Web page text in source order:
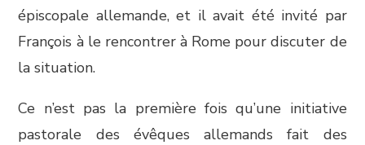
épiscopale allemande, et il avait été invité par
François à le rencontrer à Rome pour discuter de
la situation.
Ce n’est pas la première fois qu’une initiative
pastorale des évêques allemands fait des